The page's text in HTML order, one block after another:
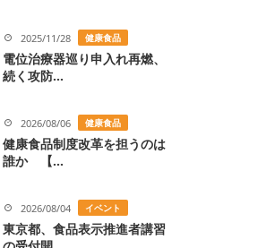
2025/11/28 健康食品
電位治療器巡り申入れ再燃、
続く攻防...
2026/08/06 健康食品
健康食品制度改革を担うのは
誰か 【...
2026/08/04 イベント
東京都、食品表示推進者講習